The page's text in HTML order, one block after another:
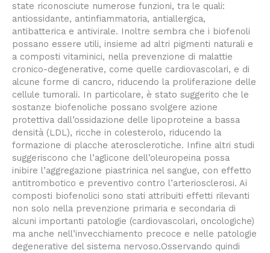
state riconosciute numerose funzioni, tra le quali:
antiossidante, antinfiammatoria, antiallergica,
antibatterica e antivirale. Inoltre sembra che i biofenoli
possano essere utili, insieme ad altri pigmenti naturali e
a composti vitaminici, nella prevenzione di malattie
cronico-degenerative, come quelle cardiovascolari, e di
alcune forme di cancro, riducendo la proliferazione delle
cellule tumorali. In particolare, è stato suggerito che le
sostanze biofenoliche possano svolgere azione
protettiva dall’ossidazione delle lipoproteine a bassa
densità (LDL), ricche in colesterolo, riducendo la
formazione di placche aterosclerotiche. Infine altri studi
suggeriscono che l’aglicone dell’oleuropeina possa
inibire l’aggregazione piastrinica nel sangue, con effetto
antitrombotico e preventivo contro l’arteriosclerosi. Ai
composti biofenolici sono stati attribuiti effetti rilevanti
non solo nella prevenzione primaria e secondaria di
alcuni importanti patologie (cardiovascolari, oncologiche)
ma anche nell’invecchiamento precoce e nelle patologie
degenerative del sistema nervoso.Osservando quindi